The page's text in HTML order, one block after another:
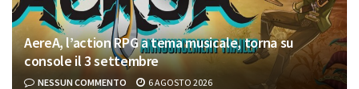
AereA, l’action RPG a tema musicale, torna su
console il 3 settembre
NESSUN COMMENTO 6 AGOSTO 2026